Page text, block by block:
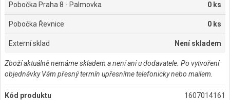
Pobočka Praha 8 - Palmovka 0 ks
Pobočka Řevnice 0 ks
Externí sklad Není skladem
Zboží aktuálně nemáme skladem a není ani u dodavatele. Po vytvoření
objednávky Vám přesný termín upřesníme telefonicky nebo mailem.
Kód produktu 1607014161